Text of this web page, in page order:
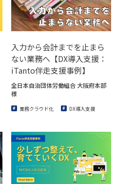
入力から会計までを止まら
ない業務へ【DX導入支援：
iTanto伴走支援事例】
全日本自治団体労働組合 大阪府本部
様
業務クラウド化 DX導入支援